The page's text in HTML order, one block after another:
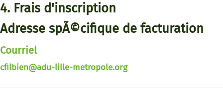
4. Frais d'inscription
Adresse spÃ©cifique de facturation
Courriel
cfilbien@adu-lille-metropole.org